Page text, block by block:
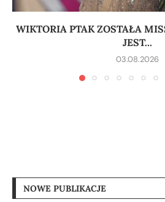
WIKTORIA PTAK ZOSTAŁA
JEST...
03.08.2026
NOWE PUBLIKACJE